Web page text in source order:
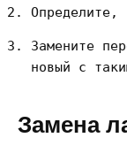
Определите,
Замените
новый с
Замена